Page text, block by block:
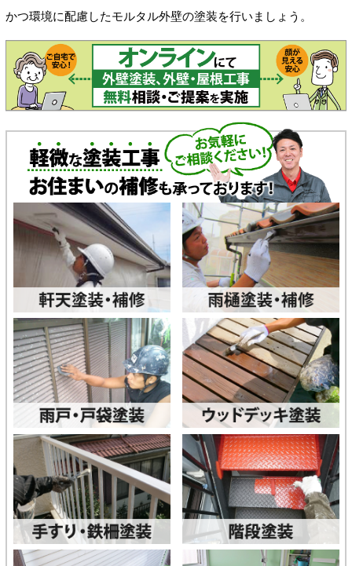
かつ環境に配慮したモルタル外壁の塗装を行いましょう。